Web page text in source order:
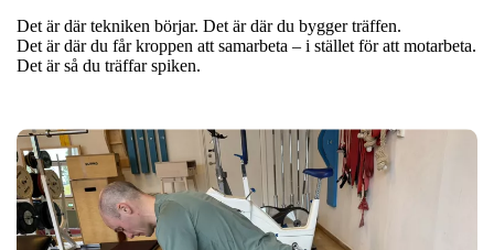
Det är där tekniken börjar. Det är där du bygger träffen.
Det är där du får kroppen att samarbeta – i stället för att motarbeta.
Det är så du träffar spiken.